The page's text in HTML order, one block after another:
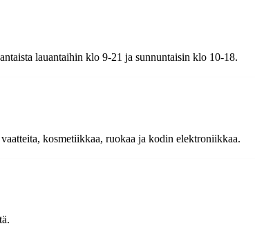
lauantaihin klo 9-21 ja sunnuntaisin klo 10-18.
kosmetiikkaa, ruokaa ja kodin elektroniikkaa.